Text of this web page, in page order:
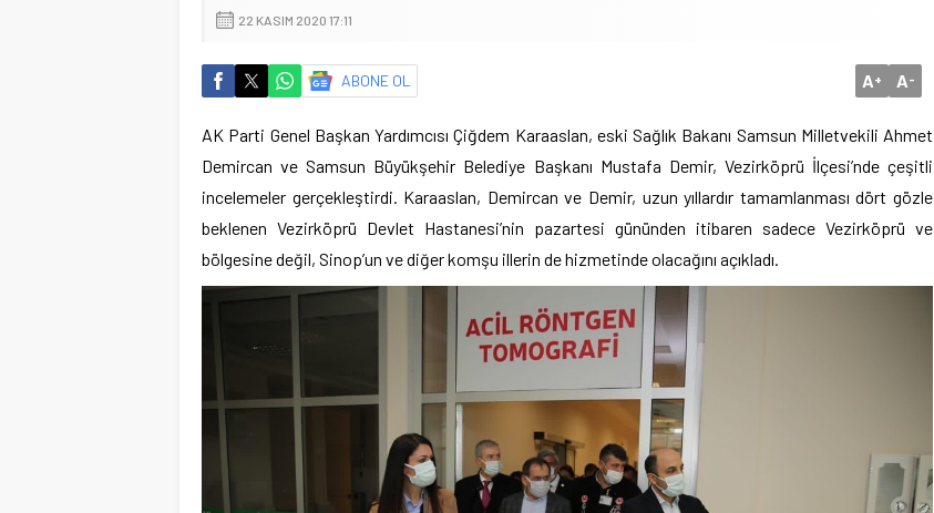
22 KASIM 2020 17:11
ABONE OL A+ A-
AK Parti Genel Başkan Yardımcısı Çiğdem Karaaslan, eski Sağlık Bakanı Samsun Milletvekili Ahmet
Demircan ve Samsun Büyükşehir Belediye Başkanı Mustafa Demir, Vezirköprü İlçesi’nde çeşitli
incelemeler gerçekleştirdi. Karaaslan, Demircan ve Demir, uzun yıllardır tamamlanması dört gözle
beklenen Vezirköprü Devlet Hastanesi’nin pazartesi gününden itibaren sadece Vezirköprü ve
bölgesine değil, Sinop’un ve diğer komşu illerin de hizmetinde olacağını açıkladı.